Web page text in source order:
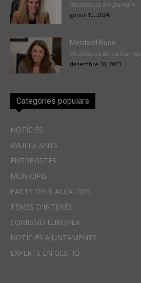
Alcaldessa d'Agramunt
gener 10, 2024
Meritxell Budó
Alcaldessa de La Garriga
desembre 18, 2023
Categories populars
NOTÍCIES
AVUI FA ANYS
ENTREVISTES
MUNICIPIS
PACTE DELS ALCALDES
TEMES D'INTERÈS
COMISSIÓ EUROPEA
NOTÍCIES AJUNTAMENTS
EXPERTS EN GESTIÓ